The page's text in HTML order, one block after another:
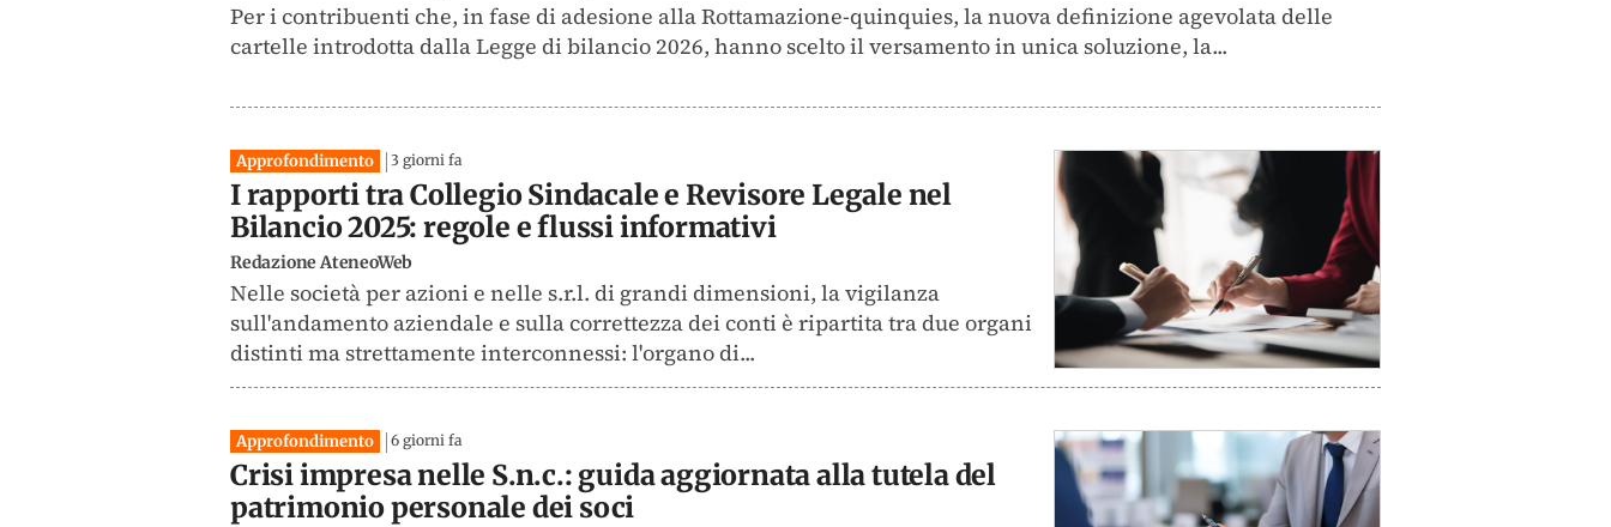
Per i contribuenti che, in fase di adesione alla Rottamazione-quinquies, la nuova definizione agevolata delle
cartelle introdotta dalla Legge di bilancio 2026, hanno scelto il versamento in unica soluzione, la...
Approfondimento 3 giorni fa
I rapporti tra Collegio Sindacale e Revisore Legale nel
Bilancio 2025: regole e flussi informativi
Redazione AteneoWeb
Nelle società per azioni e nelle s.r.l. di grandi dimensioni, la vigilanza
sull'andamento aziendale e sulla correttezza dei conti è ripartita tra due organi
distinti ma strettamente interconnessi: l'organo di...
Approfondimento 6 giorni fa
Crisi impresa nelle S.n.c.: guida aggiornata alla tutela del
patrimonio personale dei soci